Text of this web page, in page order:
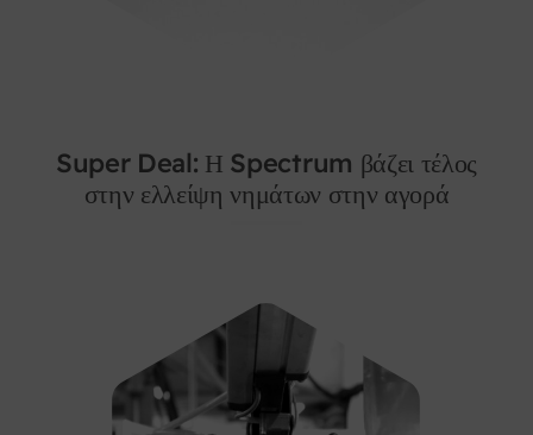
Super Deal: Η Spectrum βάζει τέλος
στην ελλείψη νημάτων στην αγορά